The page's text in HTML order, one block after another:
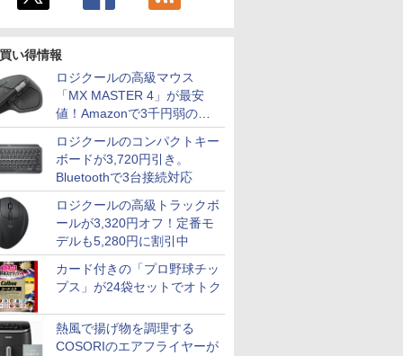
い得情報
ロジクールの高級マウス
「MX MASTER 4」が最安
値！Amazonで3千円弱の割
引
ロジクールのコンパクトキー
ボードが3,720円引き。
Bluetoothで3台接続対応
ロジクールの高級トラックボ
ールが3,320円オフ！定番モ
デルも5,280円に割引中
カード付きの「プロ野球チッ
プス」が24袋セットでオトク
熱風で揚げ物を調理する
COSORIのエアフライヤーが